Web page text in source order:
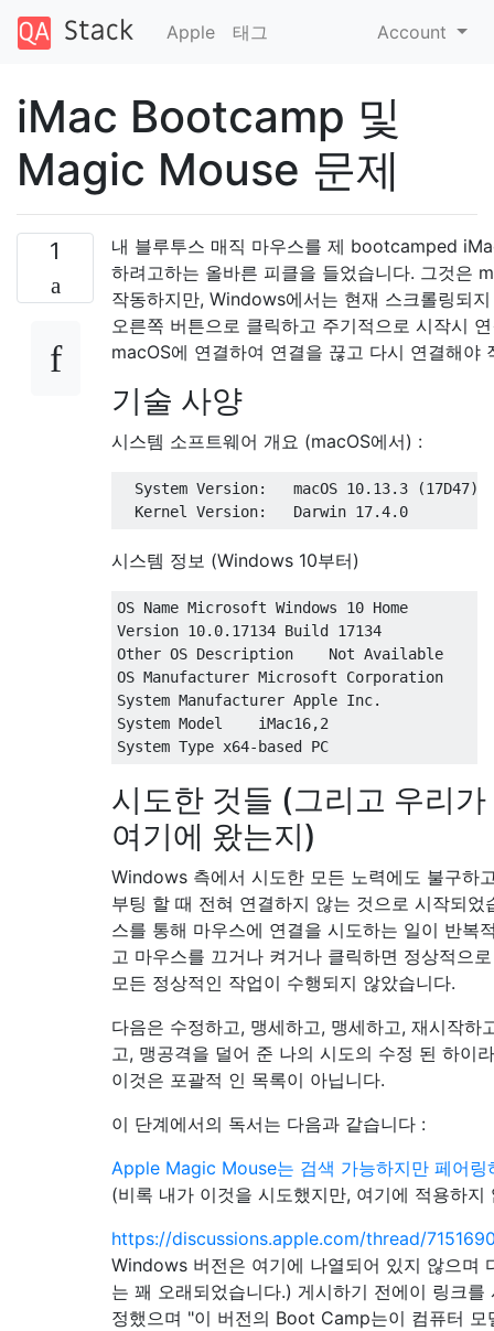
Apple 태그 Account
iMac Bootcamp 및
Magic Mouse 문제
1
내 블루투스 매직 마우스를 제 bootcamped
하려고하는 올바른 피클을 들었습니다. 그것은
작동하지만, Windows에서는 현재 스크롤링되
오른쪽 버튼으로 클릭하고 주기적으로 시작시
macOS에 연결하여 연결을 끊고 다시 연결해야
기술 사양
시스템 소프트웨어 개요 (macOS에서) :
  System Version:   macOS 10.13.3 (17D47)
시스템 정보 (Windows 10부터)
OS Name Microsoft Windows 10 Home
Version 10.0.17134 Build 17134
Other OS Description    Not Available
OS Manufacturer Microsoft Corporation
System Manufacturer Apple Inc.
System Model    iMac16,2
시도한 것들 (그리고 우리
여기에 왔는지)
Windows 측에서 시도한 모든 노력에도 불구하
부팅 할 때 전혀 연결하지 않는 것으로 시작되었
스를 통해 마우스에 연결을 시도하는 일이 반복
고 마우스를 끄거나 켜거나 클릭하면 정상적으
모든 정상적인 작업이 수행되지 않았습니다.
다음은 수정하고, 맹세하고, 맹세하고, 재시작하
고, 맹공격을 덜어 준 나의 시도의 수정 된 하이
이것은 포괄적 인 목록이 아닙니다.
이 단계에서의 독서는 다음과 같습니다 :
Apple Magic Mouse는 검색 가능하지만 페어링
(비록 내가 이것을 시도했지만, 여기에 적용하지
https://discussions.apple.com/thread/
Windows 버전은 여기에 나열되어 있지 않으며
는 꽤 오래되었습니다.) 게시하기 전에이 링크를
정했으며 "이 버전의 Boot Camp는이 컴퓨터 모